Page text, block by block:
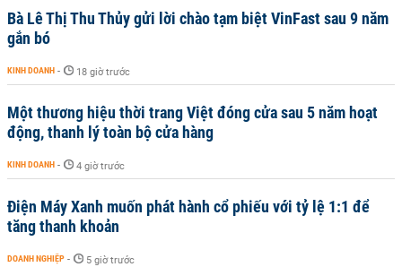
Bà Lê Thị Thu Thủy gửi lời chào tạm biệt VinFast sau 9 năm
gắn bó
KINH DOANH - 18 giờ trước
Một thương hiệu thời trang Việt đóng cửa sau 5 năm hoạt
động, thanh lý toàn bộ cửa hàng
KINH DOANH - 4 giờ trước
Điện Máy Xanh muốn phát hành cổ phiếu với tỷ lệ 1:1 để
tăng thanh khoản
DOANH NGHIỆP - 5 giờ trước